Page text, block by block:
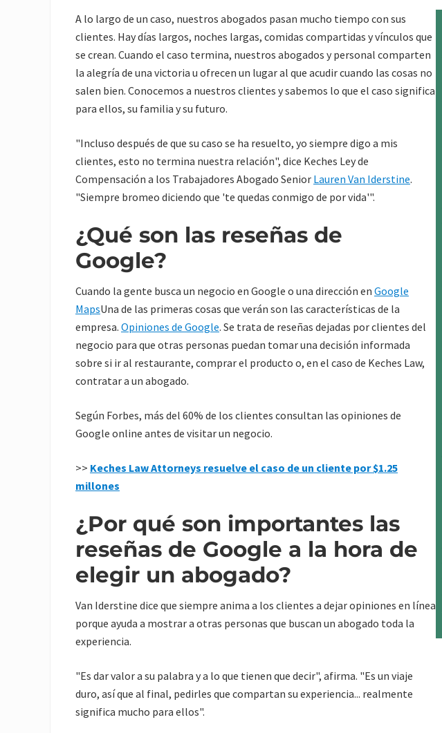
A lo largo de un caso, nuestros abogados pasan mucho tiempo con sus
clientes. Hay días largos, noches largas, comidas compartidas y vínculos que
se crean. Cuando el caso termina, nuestros abogados y personal comparten
la alegría de una victoria u ofrecen un lugar al que acudir cuando las cosas no
salen bien. Conocemos a nuestros clientes y sabemos lo que el caso significa
para ellos, su familia y su futuro.
"Incluso después de que su caso se ha resuelto, yo siempre digo a mis
clientes, esto no termina nuestra relación", dice Keches Ley de
Compensación a los Trabajadores Abogado Senior Lauren Van Iderstine.
"Siempre bromeo diciendo que 'te quedas conmigo de por vida'".
¿Qué son las reseñas de
Google?
Cuando la gente busca un negocio en Google o una dirección en Google
MapsUna de las primeras cosas que verán son las características de la
empresa. Opiniones de Google. Se trata de reseñas dejadas por clientes del
negocio para que otras personas puedan tomar una decisión informada
sobre si ir al restaurante, comprar el producto o, en el caso de Keches Law,
contratar a un abogado.
Según Forbes, más del 60% de los clientes consultan las opiniones de
Google online antes de visitar un negocio.
>> Keches Law Attorneys resuelve el caso de un cliente por $1.25
millones
¿Por qué son importantes las
reseñas de Google a la hora de
elegir un abogado?
Van Iderstine dice que siempre anima a los clientes a dejar opiniones en línea
porque ayuda a mostrar a otras personas que buscan un abogado toda la
experiencia.
"Es dar valor a su palabra y a lo que tienen que decir", afirma. "Es un viaje
duro, así que al final, pedirles que compartan su experiencia... realmente
significa mucho para ellos".